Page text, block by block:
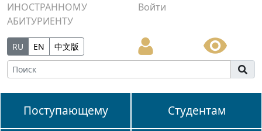
ИНОСТРАННОМУ
АБИТУРИЕНТУ
Войти
RU EN 中文版
Поступающему Студентам